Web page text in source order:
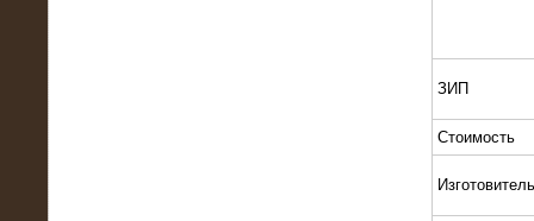
ЗИП
Стоимость
Изготовитель